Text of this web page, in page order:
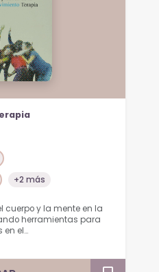
+2 más
cuerpo y la mente en la
herramientas para
en el…